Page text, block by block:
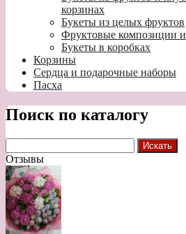
корзинах
Букеты из целых фруктов
Фруктовые композиции
Букеты в коробках
Корзины
Сердца и подарочные наборы
Пасха
Поиск по каталогу
Отзывы